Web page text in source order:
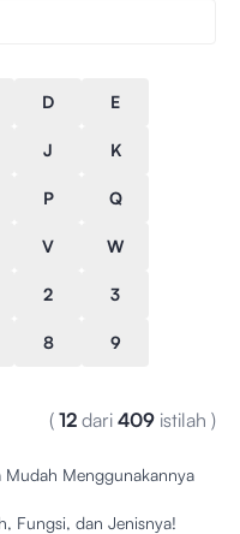
D E
J K
P Q
V W
2 3
8 9
( 12 dari 409 istilah )
Menggunakannya
Fungsi, dan Jenisnya!